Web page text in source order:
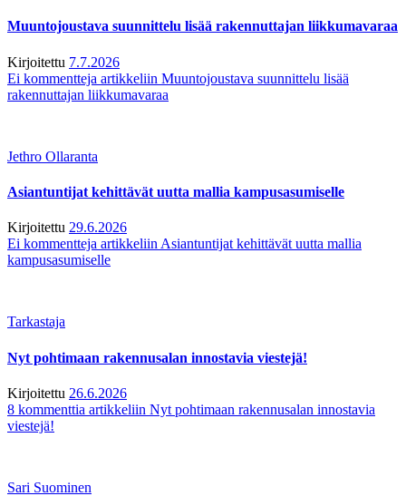
Muuntojoustava suunnittelu lisää rakennuttajan liikkumavaraa
Kirjoitettu 7.7.2026
Ei kommentteja artikkeliin Muuntojoustava suunnittelu lisää
rakennuttajan liikkumavaraa
Jethro Ollaranta
Asiantuntijat kehittävät uutta mallia kampusasumiselle
Kirjoitettu 29.6.2026
Ei kommentteja artikkeliin Asiantuntijat kehittävät uutta mallia
kampusasumiselle
Tarkastaja
Nyt pohtimaan rakennusalan innostavia viestejä!
Kirjoitettu 26.6.2026
8 kommenttia artikkeliin Nyt pohtimaan rakennusalan innostavia
viestejä!
Sari Suominen